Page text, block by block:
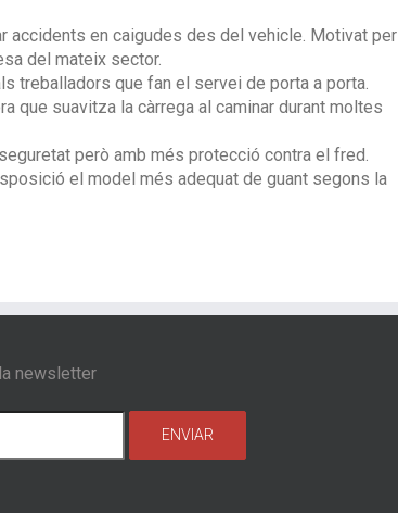
accidents en caigudes des del vehicle. Motivat per
del mateix sector.
treballadors que fan el servei de porta a porta.
que suavitza la càrrega al caminar durant moltes
però amb més protecció contra el fred.
el model més adequat de guant segons la
newsletter